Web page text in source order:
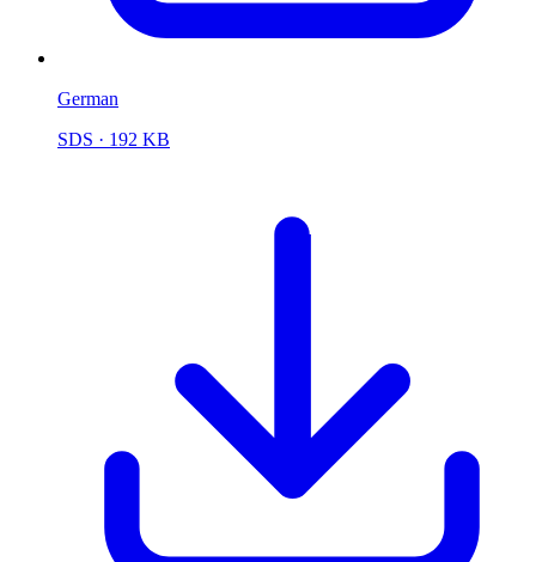
German
SDS · 192 KB